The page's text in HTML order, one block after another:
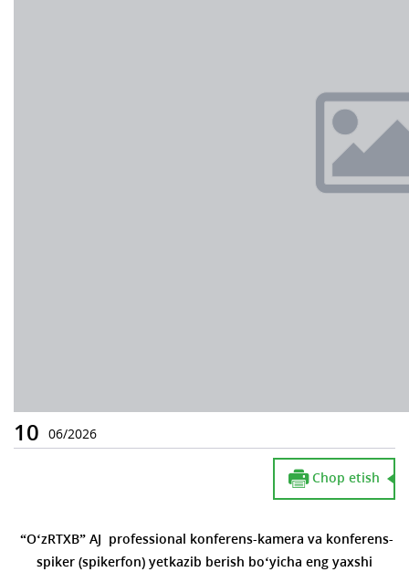
10 06/2026
Chop etish
“O‘zRTXB” AJ professional konferens-kamera va konferens-
spiker (spikerfon) yetkazib berish bo‘yicha eng yaxshi